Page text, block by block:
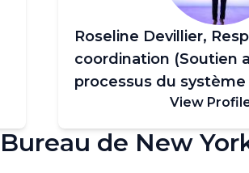
Roseline Devillier,
coordination (Soutien
processus du
View
de New